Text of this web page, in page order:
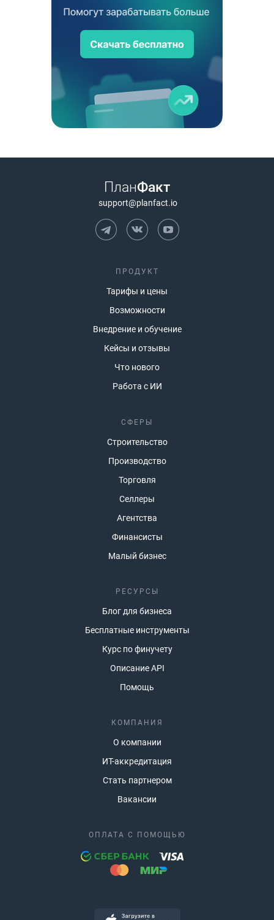
ПланФакт
support@planfact.io
ПРОДУКТ
Тарифы и цены
Возможности
Внедрение и обучение
Кейсы и отзывы
Что нового
Работа с ИИ
СФЕРЫ
Строительство
Производство
Торговля
Селлеры
Агентства
Финансисты
Малый бизнес
РЕСУРСЫ
Блог для бизнеса
Бесплатные инструменты
Курс по финучету
Описание API
Помощь
КОМПАНИЯ
О компании
ИТ-аккредитация
Стать партнером
Вакансии
ОПЛАТА С ПОМОЩЬЮ